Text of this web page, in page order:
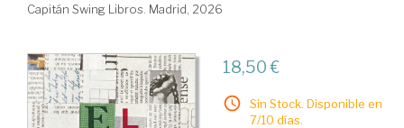
Capitán Swing Libros. Madrid, 2026
18,50 €
Sin Stock. Disponible en
7/10 días.